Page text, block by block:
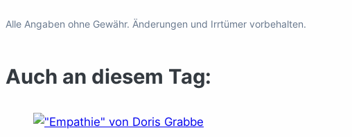
Alle Angaben ohne Gewähr. Änderungen und Irrtümer vorbehalten.
Auch an diesem Tag: